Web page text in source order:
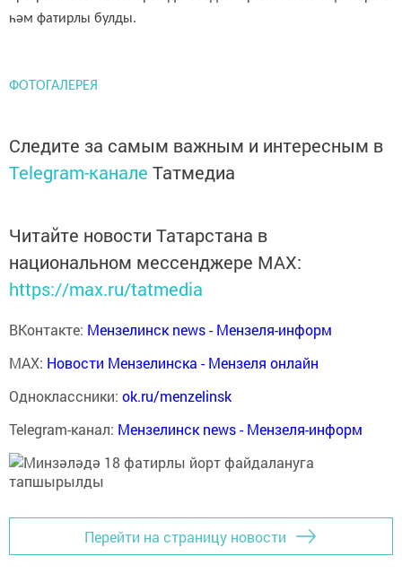
һәм фатирлы булды.
ФОТОГАЛЕРЕЯ
Следите за самым важным и интересным в
Telegram-канале Татмедиа
Читайте новости Татарстана в
национальном мессенджере MАХ:
https://max.ru/tatmedia
ВКонтакте: Мензелинск news - Мензеля-информ
MAX: Новости Мензелинска - Мензеля онлайн
Одноклассники: ok.ru/menzelinsk
Telegram-канал: Мензелинск news - Мензеля-информ
Перейти на страницу новости